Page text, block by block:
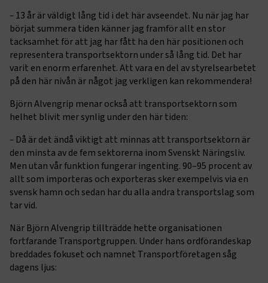
–13 år är väldigt lång tid i det här avseendet. Nu när jag har
börjat summera tiden känner jag framför allt en stor
tacksamhet för att jag har fått ha den här positionen och
representera transportsektorn under så lång tid. Det har
varit en enorm erfarenhet. Att vara en del av styrelsearbetet
på den här nivån är något jag verkligen kan rekommendera!
Björn Alvengrip menar också att transportsektorn som
helhet blivit mer synlig under den här tiden:
– Då är det ändå viktigt att minnas att transportsektorn är
den minsta av de fem sektorerna inom Svenskt Näringsliv.
Men utan vår funktion fungerar ingenting. 90–95 procent av
allt som importeras och exporteras sker exempelvis via en
svensk hamn och sedan har du alla andra transportslag som
tar vid.
När Björn Alvengrip tillträdde hette organisationen
fortfarande Transportgruppen. Under hans ordförandeskap
breddades fokuset och namnet Transportföretagen såg
dagens ljus: